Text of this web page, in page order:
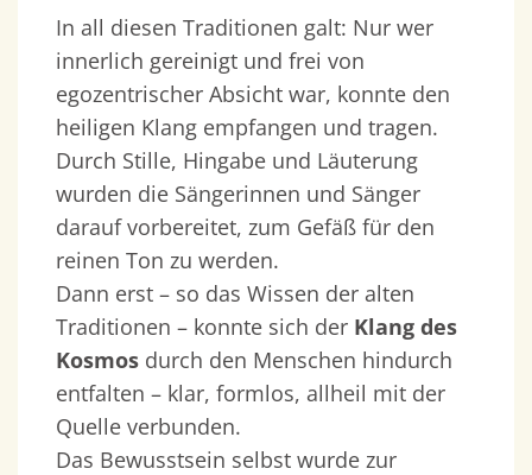
In all diesen Traditionen galt: Nur wer
innerlich gereinigt und frei von
egozentrischer Absicht war, konnte den
heiligen Klang empfangen und tragen.
Durch Stille, Hingabe und Läuterung
wurden die Sängerinnen und Sänger
darauf vorbereitet, zum Gefäß für den
reinen Ton zu werden.
Dann erst – so das Wissen der alten
Traditionen – konnte sich der Klang des
Kosmos durch den Menschen hindurch
entfalten – klar, formlos, allheil mit der
Quelle verbunden.
Das Bewusstsein selbst wurde zur